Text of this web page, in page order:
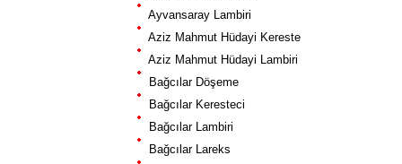
Ayvansaray Lambiri
Aziz Mahmut Hüdayi Kereste
Aziz Mahmut Hüdayi Lambiri
Bağcılar Döşeme
Bağcılar Keresteci
Bağcılar Lambiri
Bağcılar Lareks